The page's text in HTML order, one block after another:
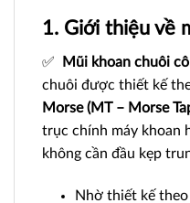
1. Giới thiệu về
✅ Mũi khoan chuôi
chuôi được thiết kế
Morse (MT – Morse
trục chính máy khoan
không cần đầu kẹp
Nhờ thiết kế